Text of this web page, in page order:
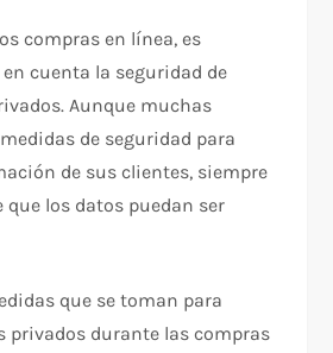
compras en línea, es
cuenta la seguridad de
Aunque muchas
de seguridad para
de sus clientes, siempre
que los datos puedan ser
que se toman para
privados durante las compras